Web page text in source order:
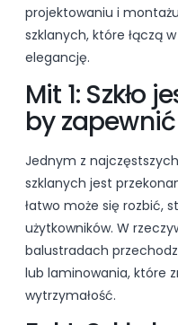
projektowaniu i
szklanych, które łączą
elegancję.
Mit 1: Szkło
by
Jednym z
szklanych jest
łatwo może się rozbić,
użytkowników. W
balustradach
lub laminowania, które
wytrzymałość.